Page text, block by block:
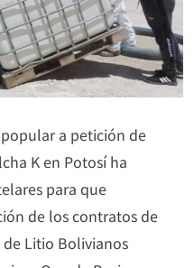
a petición de
K en Potosí ha
para que
de los contratos de
Litio Bolivianos